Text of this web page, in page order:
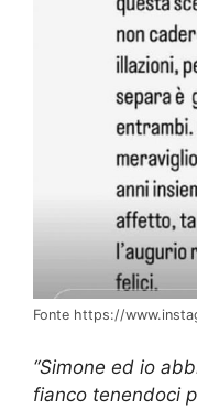
Fonte https://
“Simone ed io
fianco tenendoci